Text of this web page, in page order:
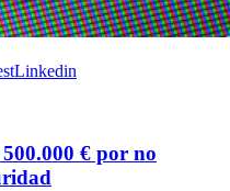
Linkedin
€ por no